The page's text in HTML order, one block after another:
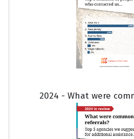
2024 - What were